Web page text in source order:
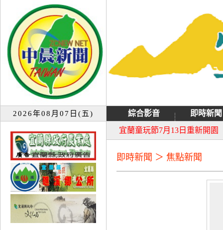
2026年08月07日(五) 綜合影音
即時新聞
宜蘭童玩節7月13日重新開園
大同音樂祭延期至8月9日禮
即時新聞 ＞ 焦點新聞